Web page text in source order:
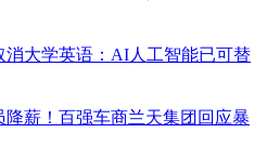
消大学英语：AI人工智能已可替